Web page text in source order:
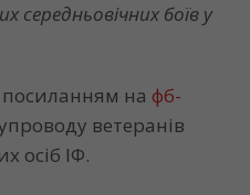
середньовічних боїв у
посиланням на фб-
ветеранів
осіб ІФ.